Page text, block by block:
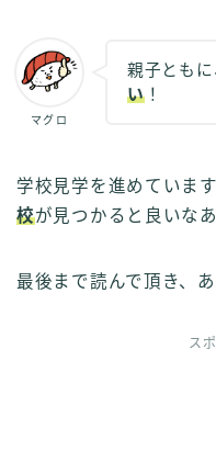
マグロ
親子とも
い！
学校見学を進めていま
校が見つかると良いな
最後まで読んで頂き、
ス